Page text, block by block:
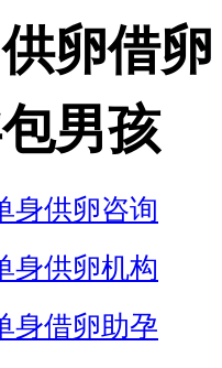
卵借卵
男孩
身供卵咨询
身供卵机构
身借卵助孕